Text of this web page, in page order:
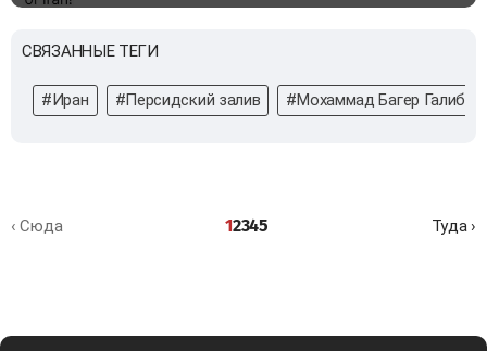
СВЯЗАННЫЕ ТЕГИ
#Иран #Персидский залив #Мохаммад Багер Галибаф
‹ Сюда 12345 Туда ›